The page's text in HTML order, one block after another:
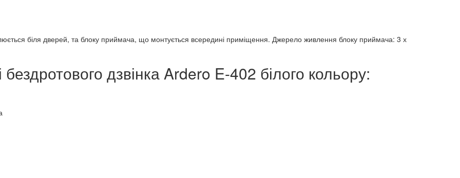
біля дверей, та блоку приймача, що монтується всередині приміщення. Джерело живлення блоку приймача: 3 х
дзвінка Ardero E-402 білого кольору: